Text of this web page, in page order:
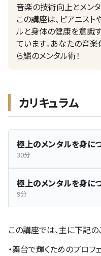
音楽の技術向上とメン
この講座は、ピアニス
ルと身体の健康を意識
ています。あなたの音楽
ら鱗のメンタル術！
カリキュラム
極上のメンタルを身に
30分
極上のメンタルを身に
9分
この講座では、主に下記の
・舞台で輝くためのプロフ